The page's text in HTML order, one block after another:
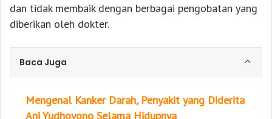
dan tidak membaik dengan berbagai pengobatan yang
diberikan oleh dokter.
Baca Juga
Mengenal Kanker Darah, Penyakit yang Diderita
Ani Yudhoyono Selama Hidupnya